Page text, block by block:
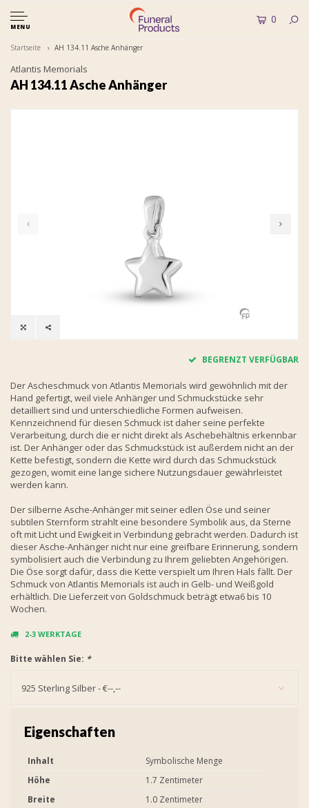
MENU
0
Startseite AH 134.11 Asche Anhänger
Atlantis Memorials
AH 134.11 Asche Anhänger
BEGRENZT VERFÜGBAR
Der Ascheschmuck von Atlantis Memorials wird gewöhnlich mit der
Hand gefertigt, weil viele Anhänger und Schmuckstücke sehr
detailliert sind und unterschiedliche Formen aufweisen.
Kennzeichnend für diesen Schmuck ist daher seine perfekte
Verarbeitung, durch die er nicht direkt als Aschebehältnis erkennbar
ist. Der Anhänger oder das Schmuckstück ist außerdem nicht an der
Kette befestigt, sondern die Kette wird durch das Schmuckstück
gezogen, womit eine lange sichere Nutzungsdauer gewährleistet
werden kann.
Der silberne Asche-Anhänger mit seiner edlen Öse und seiner
subtilen Sternform strahlt eine besondere Symbolik aus, da Sterne
oft mit Licht und Ewigkeit in Verbindung gebracht werden. Dadurch ist
dieser Asche-Anhänger nicht nur eine greifbare Erinnerung, sondern
symbolisiert auch die Verbindung zu Ihrem geliebten Angehörigen.
Die Öse sorgt dafür, dass die Kette verspielt um Ihren Hals fällt. Der
Schmuck von Atlantis Memorials ist auch in Gelb- und Weißgold
erhältlich. Die Lieferzeit von Goldschmuck beträgt etwa6 bis 10
Wochen.
2-3 WERKTAGE
Bitte wählen Sie: *
925 Sterling Silber - €--,--
Eigenschaften
Inhalt
Symbolische Menge
Höhe
1.7 Zentimeter
Breite
1.0 Zentimeter